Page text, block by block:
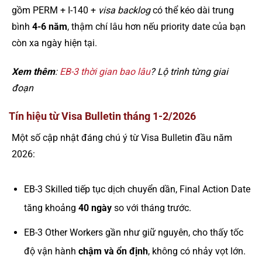
gồm PERM + I-140 + visa backlogcó thể kéo dài trung
bình 4-6 năm, thậm chí lâu hơn nếu priority date của bạn
còn xa ngày hiện tại.
Xem thêm: EB-3 thời gian bao lâu? Lộ trình từng giai
đoạn
Tín hiệu từ Visa Bulletin tháng 1-2/2026
Một số cập nhật đáng chú ý từ Visa Bulletin đầu năm
2026:
EB-3 Skilled tiếp tục dịch chuyển dần, Final Action Date
tăng khoảng 40 ngàyso với tháng trước.
EB-3 Other Workers gần như giữ nguyên, cho thấy tốc
độ vận hành chậm và ổn định, không có nhảy vọt lớn.